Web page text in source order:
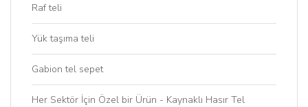
Raf teli
Yük taşıma teli
Gabion tel sepet
Her Sektör İçin Özel bir Ürün - Kaynaklı Hasır Tel